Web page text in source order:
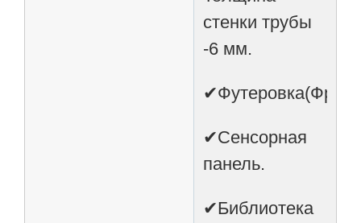
стенки трубы
-6 мм.
✔Сенсорная
панель.
✔Библиотека